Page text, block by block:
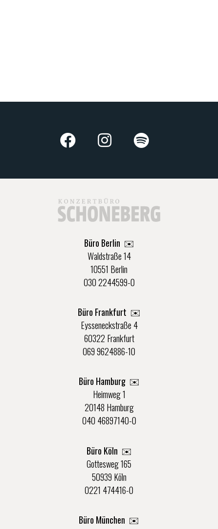
Büro Berlin ✉️
Waldstraße 14
10551 Berlin
030 2244599-0
Büro Frankfurt ✉️
Eysseneckstraße 4
60322 Frankfurt
069 9624886-10
Büro Hamburg ✉️
Heimweg 1
20148 Hamburg
040 46897140-0
Büro Köln ✉️
Gottesweg 165
50939 Köln
0221 474416-0
Büro München ✉️